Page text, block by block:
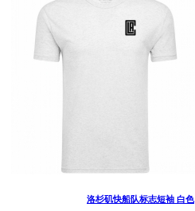
洛杉矶快船队标志短袖 白色